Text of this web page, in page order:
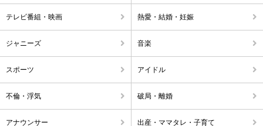
テレビ番組・映画 熱愛・結婚・妊娠
ジャニーズ 音楽
スポーツ アイドル
不倫・浮気 破局・離婚
アナウンサー 出産・ママタレ・子育て